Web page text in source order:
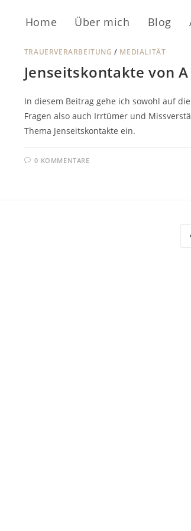
Home Über mich Blog
TRAUERVERARBEITUNG / MEDIALITÄT
Jenseitskontakte von
In diesem Beitrag gehe ich sowohl auf
Fragen also auch Irrtümer und
Thema Jenseitskontakte ein.
0 KOMMENTARE